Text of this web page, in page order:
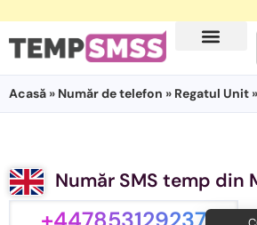
Acasă » Număr de telefon » Regatul Unit
Număr SMS temp din